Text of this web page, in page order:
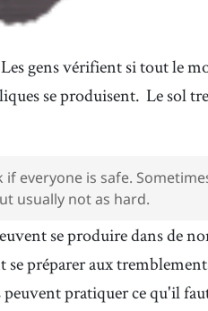
Les gens vérifient si tout le
se produisent. Le sol
everyone is safe.
usually not as hard.
se produire dans de
préparer aux
peuvent pratiquer ce qu'il